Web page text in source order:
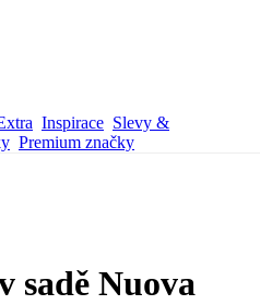
Inspirace Slevy &
Premium značky
sadě Nuova